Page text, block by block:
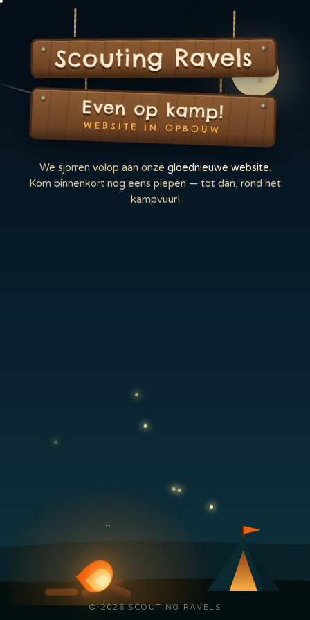
Scouting Ravels
Even op kamp!
WEBSITE IN OPBOUW
We sjorren volop aan onze gloednieuwe website.
Kom binnenkort nog eens piepen — tot dan, rond het
kampvuur!
© 2026 SCOUTING RAVELS